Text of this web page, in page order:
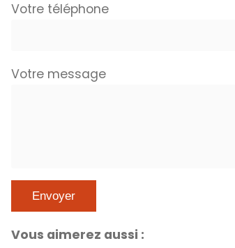
Votre téléphone
Votre message
Vous aimerez aussi :